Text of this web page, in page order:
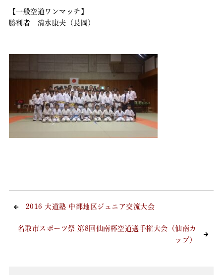
【一般空道ワンマッチ】
勝利者 清水康夫（長岡）
2016 大道塾 中部地区ジュニア交流大会
名取市スポーツ祭 第8回仙南杯空道選手権大会（仙南カ
ップ）